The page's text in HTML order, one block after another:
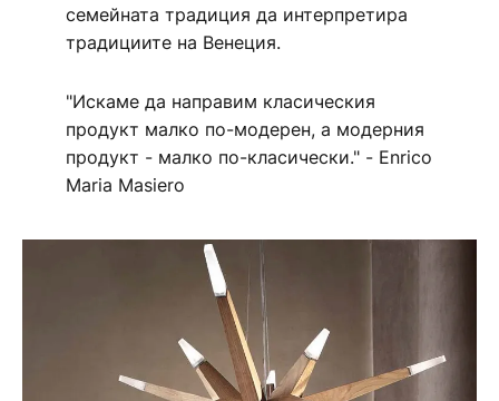
семейната традиция да интерпретира
традициите на Венеция.
"Искаме да направим класическия
продукт малко по-модерен, а модерния
продукт - малко по-класически." - Enrico
Maria Masiero